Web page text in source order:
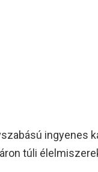
ingyenes
túli